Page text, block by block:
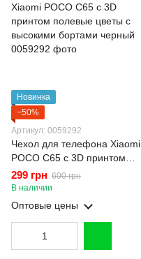
Новинка
−50%
Артикул: 0059292
Чехол для телефона Xiaomi
POCO C65 с 3D принтом
полевые цветы с высокими
бортами черный
299 грн 600 грн
В наличии
Оптовые цены